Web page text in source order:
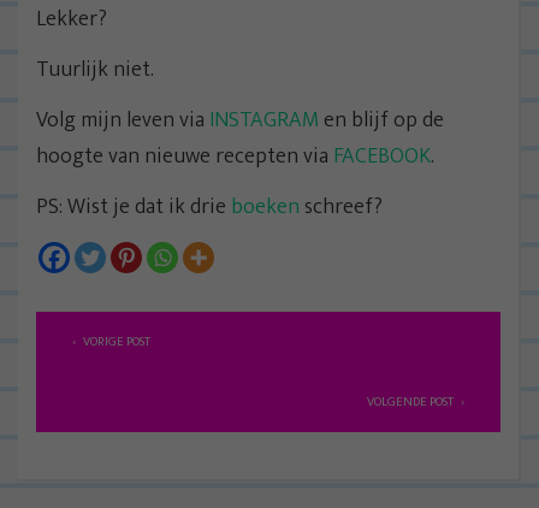
Lekker?
Tuurlijk niet.
Volg mijn leven via INSTAGRAM en blijf op de
hoogte van nieuwe recepten via FACEBOOK.
PS: Wist je dat ik drie boeken schreef?
i
VORIGE POST
VOLGENDE POST